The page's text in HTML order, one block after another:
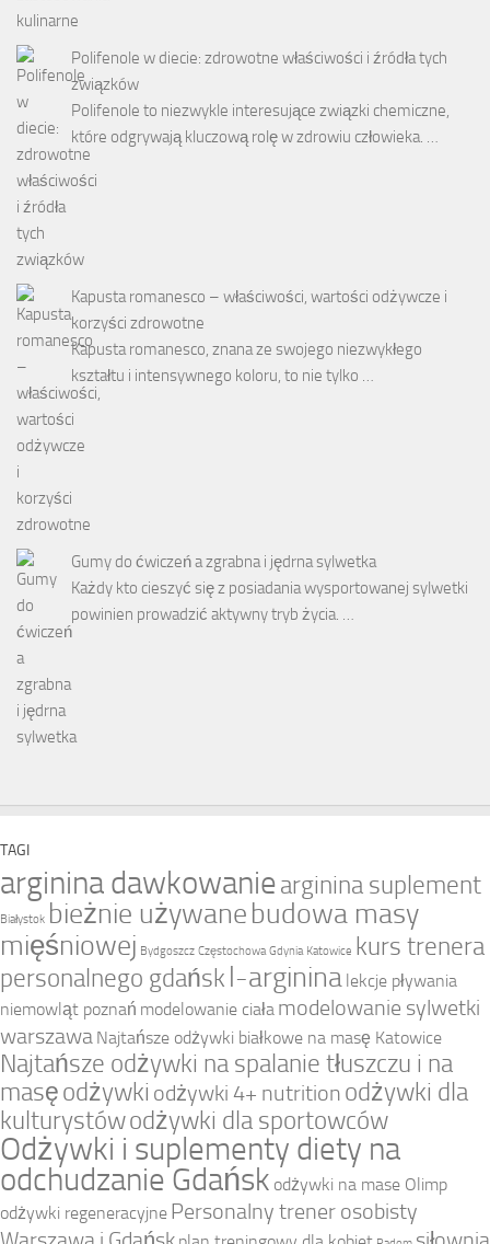
Polifenole w diecie: zdrowotne właściwości i źródła tych
związków
Polifenole to niezwykle interesujące związki chemiczne,
które odgrywają kluczową rolę w zdrowiu człowieka. …
Kapusta romanesco – właściwości, wartości odżywcze i
korzyści zdrowotne
Kapusta romanesco, znana ze swojego niezwykłego
kształtu i intensywnego koloru, to nie tylko …
Gumy do ćwiczeń a zgrabna i jędrna sylwetka
Każdy kto cieszyć się z posiadania wysportowanej sylwetki
powinien prowadzić aktywny tryb życia. …
TAGI
arginina dawkowaniearginina suplement
Białystok bieżnie używanebudowa masy
mięśniowej Bydgoszcz Częstochowa Gdynia Katowice kurs trenera
personalnego gdańsk l-arginina lekcje pływania
niemowląt poznań modelowanie ciała modelowanie sylwetki
warszawa Najtańsze odżywki białkowe na masę Katowice
Najtańsze odżywki na spalanie tłuszczu i na
masęodżywki odżywki 4+ nutrition odżywki dla
kulturystówodżywki dla sportowców
Odżywki i suplementy diety na
odchudzanie Gdańsk odżywki na mase Olimp
odżywki regeneracyjne Personalny trener osobisty